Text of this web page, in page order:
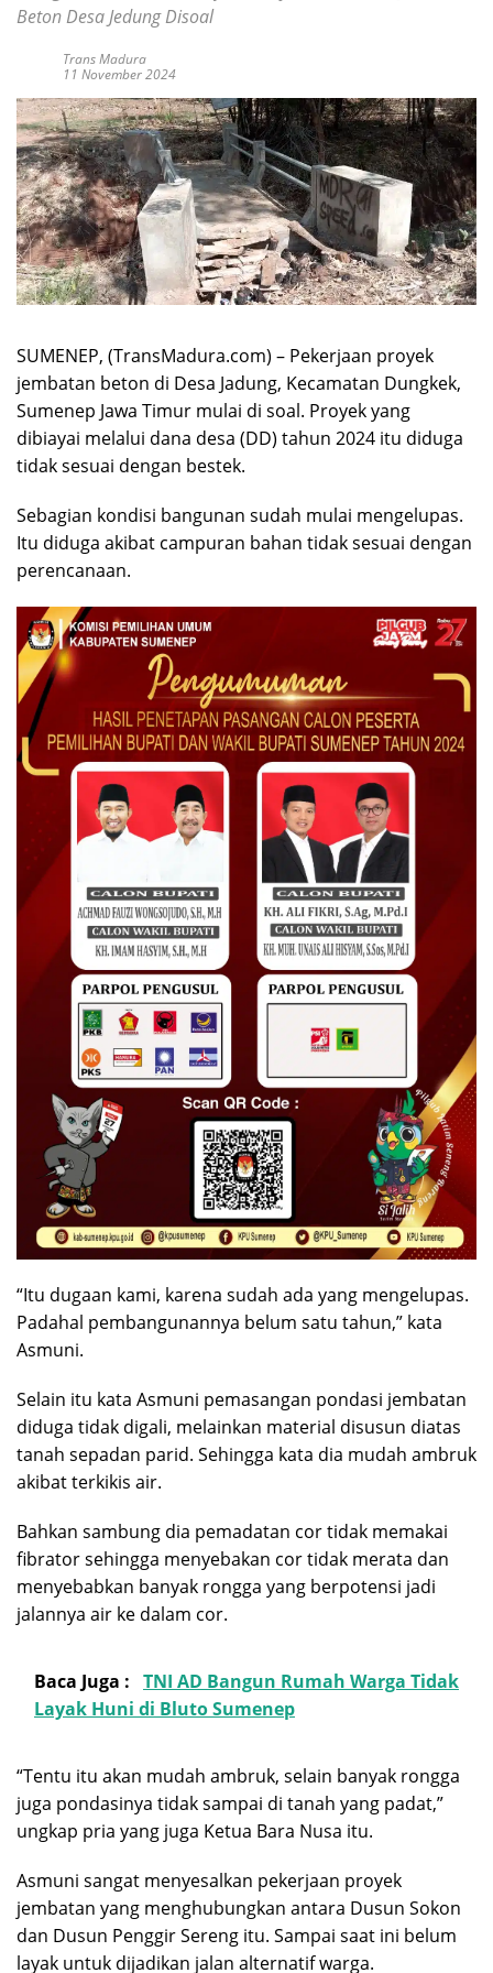
Beton Desa Jedung Disoal
Trans Madura
11 November 2024
SUMENEP, (TransMadura.com) – Pekerjaan proyek
jembatan beton di Desa Jadung, Kecamatan Dungkek,
Sumenep Jawa Timur mulai di soal. Proyek yang
dibiayai melalui dana desa (DD) tahun 2024 itu diduga
tidak sesuai dengan bestek.
Sebagian kondisi bangunan sudah mulai mengelupas.
Itu diduga akibat campuran bahan tidak sesuai dengan
perencanaan.
“Itu dugaan kami, karena sudah ada yang mengelupas.
Padahal pembangunannya belum satu tahun,” kata
Asmuni.
Selain itu kata Asmuni pemasangan pondasi jembatan
diduga tidak digali, melainkan material disusun diatas
tanah sepadan parid. Sehingga kata dia mudah ambruk
akibat terkikis air.
Bahkan sambung dia pemadatan cor tidak memakai
fibrator sehingga menyebakan cor tidak merata dan
menyebabkan banyak rongga yang berpotensi jadi
jalannya air ke dalam cor.
Baca Juga : TNI AD Bangun Rumah Warga Tidak
Layak Huni di Bluto Sumenep
“Tentu itu akan mudah ambruk, selain banyak rongga
juga pondasinya tidak sampai di tanah yang padat,”
ungkap pria yang juga Ketua Bara Nusa itu.
Asmuni sangat menyesalkan pekerjaan proyek
jembatan yang menghubungkan antara Dusun Sokon
dan Dusun Penggir Sereng itu. Sampai saat ini belum
layak untuk dijadikan jalan alternatif warga.